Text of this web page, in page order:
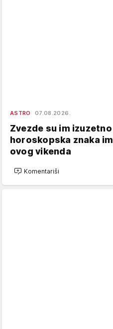
ASTRO 07.08.2026.
Zvezde su im
horoskopska znaka
ovog vikenda
Komentariši